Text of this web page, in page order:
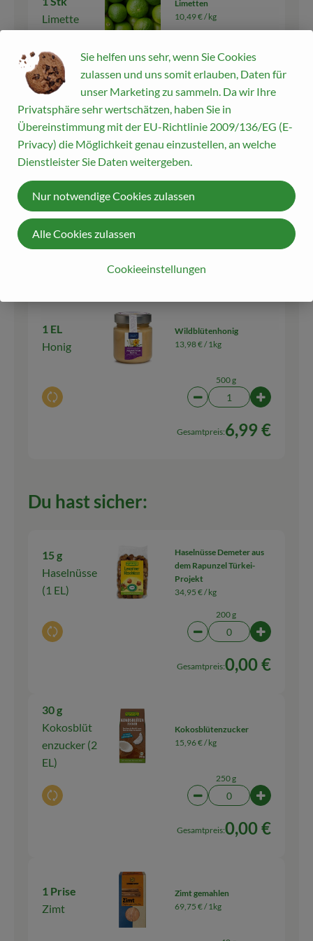
Limette
Auswahl ändern
Limetten
10,49 € /kg
Stück
Artikelanzahl
Gesamtpreis: ca. 0,70 €
200 g
(20 % Fett)
Auswahl ändern
Schlagsahne 32%
0,5 l
Artikelanzahl
Gesamtpreis:
1 EL
Honig
Auswahl ändern
Wildblütenhonig
13,98 € /1kg
500 g
Artikelanzahl
Gesamtpreis:6,99 €
Du hast sicher:
15 g
Haselnüsse
(1 EL)
Auswahl ändern
Haselnüsse Demeter aus
dem Rapunzel Türkei-
Projekt
34,95 € /kg
200 g
Artikelanzahl
Gesamtpreis:0,00 €
30 g
Kokosblüt
enzucker (2
EL)
Auswahl ändern
Kokosblütenzucker
15,96 € /kg
250 g
Artikelanzahl
Gesamtpreis:0,00 €
1 Prise
Zimt
Zimt gemahlen
69,75 € /1kg
Sie helfen uns sehr, wenn Sie Cookies
zulassen und uns somit erlauben, Daten für
unser Marketing zu sammeln. Da wir Ihre
Privatsphäre sehr wertschätzen, haben Sie in
Übereinstimmung mit der EU-Richtlinie 2009/136/EG (E-
Privacy) die Möglichkeit genau einzustellen, an welche
Dienstleister Sie Daten weitergeben.
Cookieeinstellungen
Nur notwendige Cookies zulassen
Alle Cookies zulassen